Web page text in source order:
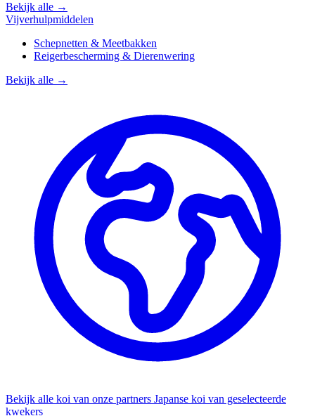
Bekijk alle →
Vijverhulpmiddelen
Schepnetten & Meetbakken
Reigerbescherming & Dierenwering
Bekijk alle →
Bekijk alle koi van onze partners Japanse koi van geselecteerde
kwekers